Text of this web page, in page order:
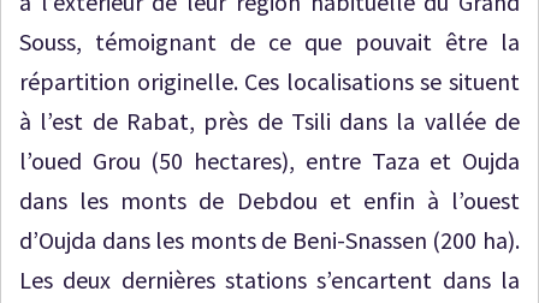
Souss, témoignant de ce que pouvait être la
répartition originelle. Ces localisations se situent
à l’est de Rabat, près de Tsili dans la vallée de
l’oued Grou (50 hectares), entre Taza et Oujda
dans les monts de Debdou et enfin à l’ouest
d’Oujda dans les monts de Beni-Snassen (200 ha).
Les deux dernières stations s’encartent dans la